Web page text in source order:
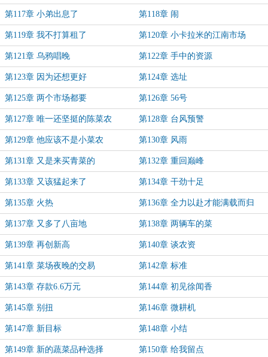
第117章 小弟出息了 第118章 闹
第119章 我不打算租了 第120章 小卡拉米的江南市场
第121章 乌鸦唱晚 第122章 手中的资源
第123章 因为还想更好 第124章 选址
第125章 两个市场都要 第126章 56号
第127章 唯一还坚挺的陈菜农 第128章 台风预警
第129章 他应该不是小菜农 第130章 风雨
第131章 又是来买青菜的 第132章 重回巅峰
第133章 又该猛起来了 第134章 干劲十足
第135章 火热 第136章 全力以赴才能满载而归
第137章 又多了八亩地 第138章 两辆车的菜
第139章 再创新高 第140章 谈农资
第141章 菜场夜晚的交易 第142章 标准
第143章 存款6.6万元 第144章 初见徐闻香
第145章 别扭 第146章 微耕机
第147章 新目标 第148章 小结
第149章 新的蔬菜品种选择 第150章 给我留点